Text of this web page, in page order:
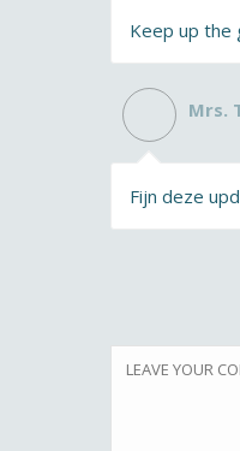
Keep up the
Mrs.
Fijn deze